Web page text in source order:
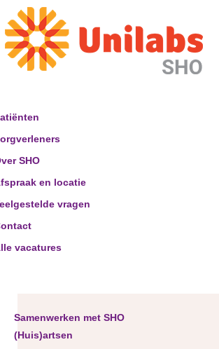
SHO
en locatie
vragen
vacatures
Samenwerken met SHO
(Huis)artsen